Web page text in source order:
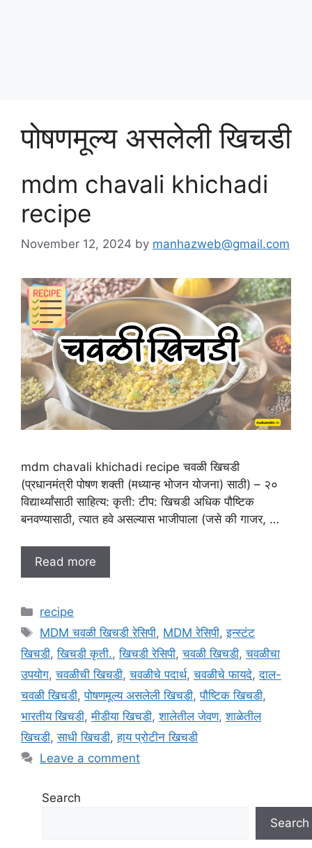
पोषणमूल्य असलेली खिचडी
mdm chavali khichadi
recipe
November 12, 2024 by manhazweb@gmail.com
mdm chavali khichadi recipe चवळी खिचडी
(प्रधानमंत्री पोषण शक्ती (मध्यान्ह भोजन योजना) साठी) – २०
विद्यार्थ्यांसाठी साहित्य: कृती: टीप: खिचडी अधिक पौष्टिक
बनवण्यासाठी, त्यात हवे असल्यास भाजीपाला (जसे की गाजर, …
Read more
C
a
e
g
o
r
i
s
recipe
T
a
s
MDM चवळी खिचडी रेसिपी, MDM रेसिपी,इन्स्टंट
खिचडी,खिचडी कृती.,खिचडी रेसिपी,चवळी खिचडी,चवळीचा
उपयोग,चवळीची खिचडी,चवळीचे पदार्थ,चवळीचे फायदे,दाल-
चवळी खिचडी,पोषणमूल्य असलेली खिचडी,पौष्टिक खिचडी,
भारतीय खिचडी,मीडीया खिचडी,शालेतील जेवण,शाळेतील
खिचडी,साधी खिचडी,हाय प्रोटीन खिचडी
Leave a comment
Search
Search